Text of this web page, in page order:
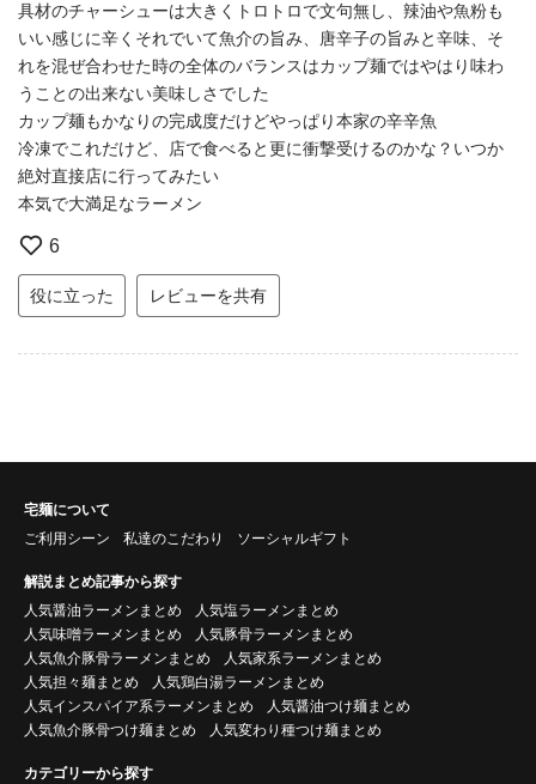
具材のチャーシューは大きくトロトロで文句無し、辣油や魚粉も
いい感じに辛くそれでいて魚介の旨み、唐辛子の旨みと辛味、そ
れを混ぜ合わせた時の全体のバランスはカップ麺ではやはり味わ
うことの出来ない美味しさでした
カップ麺もかなりの完成度だけどやっぱり本家の辛辛魚
冷凍でこれだけど、店で食べると更に衝撃受けるのかな？いつか
絶対直接店に行ってみたい
本気で大満足なラーメン
6
役に立った レビューを共有
宅麺について
ご利用シーン
私達のこだわり ソーシャルギフト
解説まとめ記事から探す
人気醤油ラーメンまとめ
人気塩ラーメンまとめ
人気味噌ラーメンまとめ
人気豚骨ラーメンまとめ
人気魚介豚骨ラーメンまとめ
人気家系ラーメンまとめ
人気担々麺まとめ
人気鶏白湯ラーメンまとめ
人気インスパイア系ラーメンまとめ
人気醤油つけ麺まとめ
人気魚介豚骨つけ麺まとめ
人気変わり種つけ麺まとめ
カテゴリーから探す